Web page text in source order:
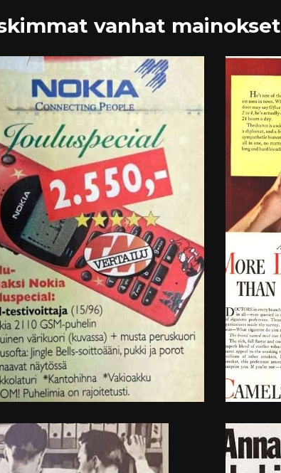
vanhat mainokset